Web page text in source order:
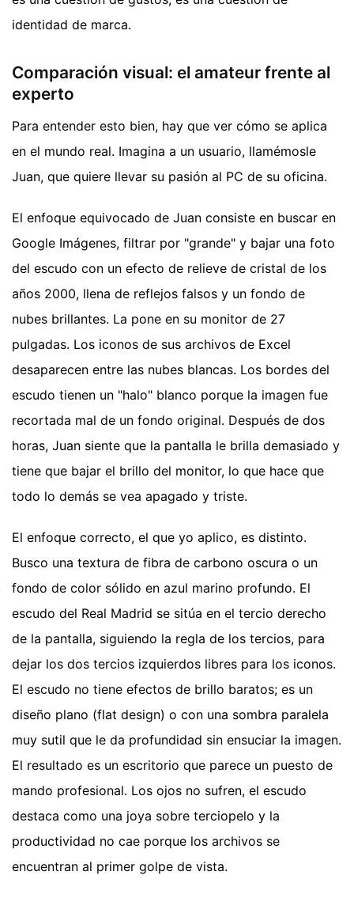
identidad de marca.
Comparación visual: el amateur frente al
experto
Para entender esto bien, hay que ver cómo se aplica
en el mundo real. Imagina a un usuario, llamémosle
Juan, que quiere llevar su pasión al PC de su oficina.
El enfoque equivocado de Juan consiste en buscar en
Google Imágenes, filtrar por "grande" y bajar una foto
del escudo con un efecto de relieve de cristal de los
años 2000, llena de reflejos falsos y un fondo de
nubes brillantes. La pone en su monitor de 27
pulgadas. Los iconos de sus archivos de Excel
desaparecen entre las nubes blancas. Los bordes del
escudo tienen un "halo" blanco porque la imagen fue
recortada mal de un fondo original. Después de dos
horas, Juan siente que la pantalla le brilla demasiado y
tiene que bajar el brillo del monitor, lo que hace que
todo lo demás se vea apagado y triste.
El enfoque correcto, el que yo aplico, es distinto.
Busco una textura de fibra de carbono oscura o un
fondo de color sólido en azul marino profundo. El
escudo del Real Madrid se sitúa en el tercio derecho
de la pantalla, siguiendo la regla de los tercios, para
dejar los dos tercios izquierdos libres para los iconos.
El escudo no tiene efectos de brillo baratos; es un
diseño plano (flat design) o con una sombra paralela
muy sutil que le da profundidad sin ensuciar la imagen.
El resultado es un escritorio que parece un puesto de
mando profesional. Los ojos no sufren, el escudo
destaca como una joya sobre terciopelo y la
productividad no cae porque los archivos se
encuentran al primer golpe de vista.